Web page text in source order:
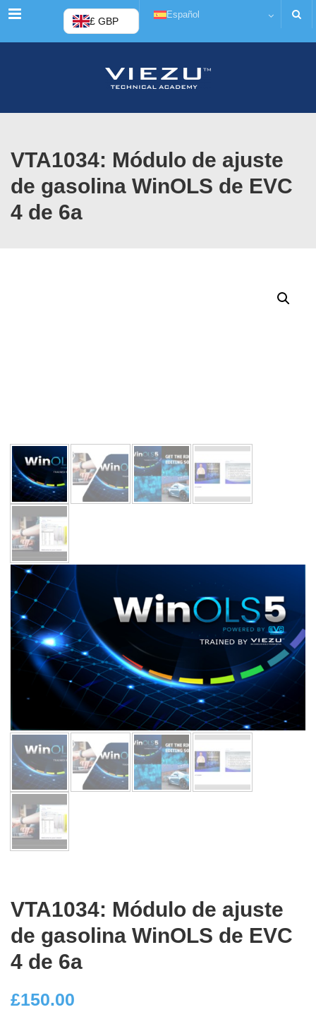
Menú £ GBP
Español
VTA1034: Módulo de ajuste
de gasolina WinOLS de EVC
4 de 6a
VTA1034: Módulo de ajuste
de gasolina WinOLS de EVC
4 de 6a
£150.00